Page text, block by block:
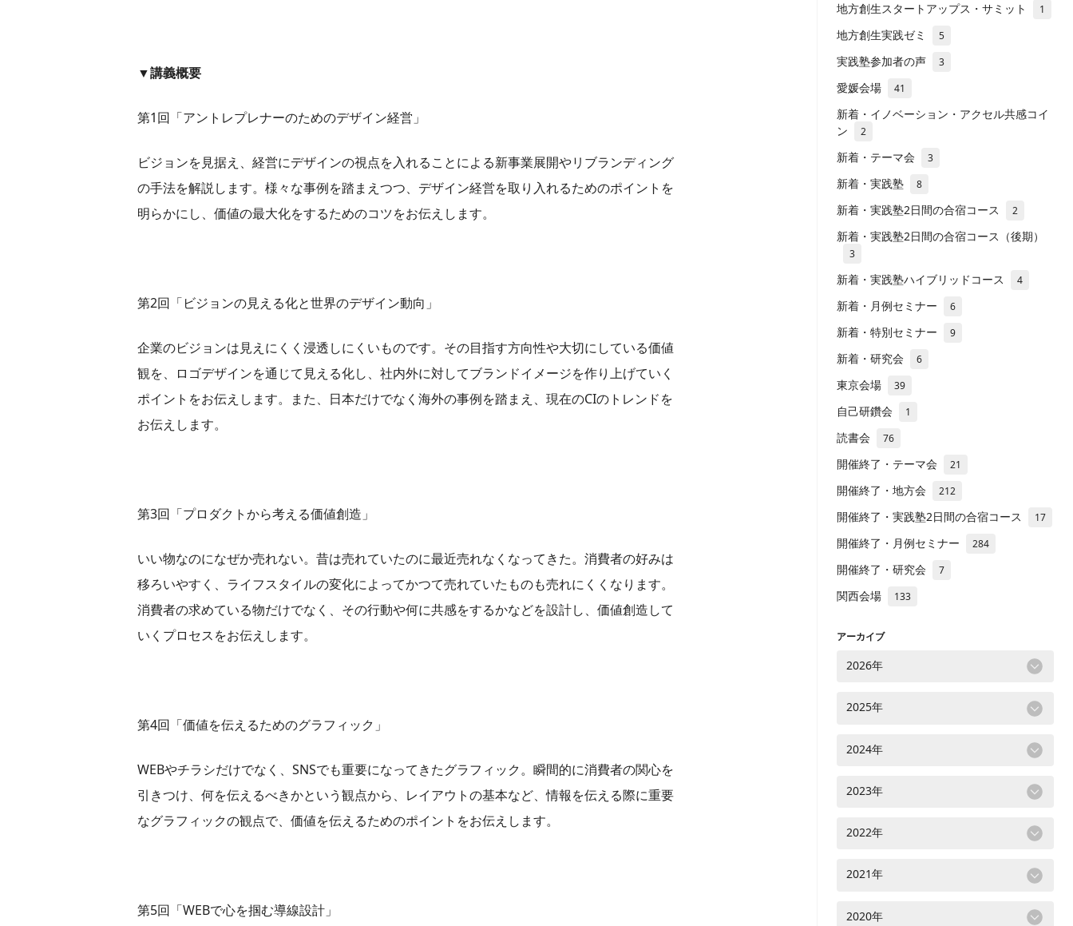
▼講義概要
第1回「アントレプレナーのためのデザイン経営」
ビジョンを見据え、経営にデザインの視点を入れることによる新事業展開やリブランディング
の手法を解説します。様々な事例を踏まえつつ、デザイン経営を取り入れるためのポイントを
明らかにし、価値の最大化をするためのコツをお伝えします。
第2回「ビジョンの見える化と世界のデザイン動向」
企業のビジョンは見えにくく浸透しにくいものです。その目指す方向性や大切にしている価値
観を、ロゴデザインを通じて見える化し、社内外に対してブランドイメージを作り上げていく
ポイントをお伝えします。また、日本だけでなく海外の事例を踏まえ、現在のCIのトレンドを
お伝えします。
第3回「プロダクトから考える価値創造」
いい物なのになぜか売れない。昔は売れていたのに最近売れなくなってきた。消費者の好みは
移ろいやすく、ライフスタイルの変化によってかつて売れていたものも売れにくくなります。
消費者の求めている物だけでなく、その行動や何に共感をするかなどを設計し、価値創造して
いくプロセスをお伝えします。
第4回「価値を伝えるためのグラフィック」
WEBやチラシだけでなく、SNSでも重要になってきたグラフィック。瞬間的に消費者の関心を
引きつけ、何を伝えるべきかという観点から、レイアウトの基本など、情報を伝える際に重要
なグラフィックの観点で、価値を伝えるためのポイントをお伝えします。
第5回「WEBで心を掴む導線設計」
地方創生スタートアップス・サミット 1
地方創生実践ゼミ 5
実践塾参加者の声 3
愛媛会場 41
新着・イノベーション・アクセル共感コイ
ン
2
新着・テーマ会 3
新着・実践塾 8
新着・実践塾2日間の合宿コース 2
新着・実践塾2日間の合宿コース（後期）
3
新着・実践塾ハイブリッドコース 4
新着・月例セミナー 6
新着・特別セミナー 9
新着・研究会 6
東京会場 39
自己研鑽会 1
読書会 76
開催終了・テーマ会 21
開催終了・地方会 212
開催終了・実践塾2日間の合宿コース 17
開催終了・月例セミナー 284
開催終了・研究会 7
関西会場 133
アーカイブ
2026年
2025年
2024年
2023年
2022年
2021年
2020年